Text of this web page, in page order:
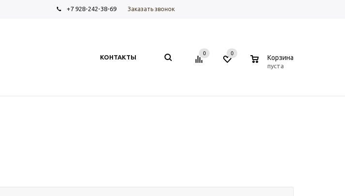
+7 928-242-38-69 Заказать звонок
КОНТАКТЫ
0 0
Корзина
пуста